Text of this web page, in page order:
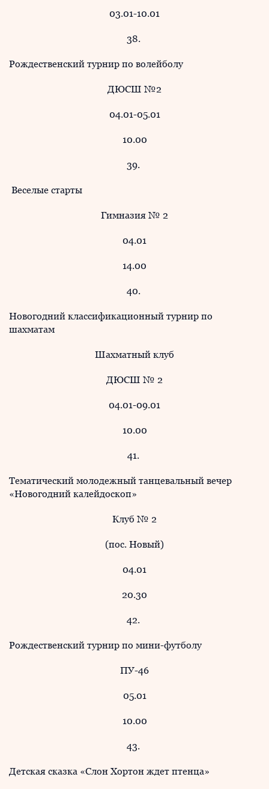
03.01-10.01
38.
Рождественский турнир по волейболу
ДЮСШ №2
04.01-05.01
10.00
39.
Веселые старты
Гимназия № 2
04.01
14.00
40.
Новогодний классификационный турнир по
шахматам
Шахматный клуб
ДЮСШ № 2
04.01-09.01
10.00
41.
Тематический молодежный танцевальный вечер
«Новогодний калейдоскоп»
Клуб № 2
(пос. Новый)
04.01
20.30
42.
Рождественский турнир по мини-футболу
ПУ-46
05.01
10.00
43.
Детская сказка «Слон Хортон ждет птенца»